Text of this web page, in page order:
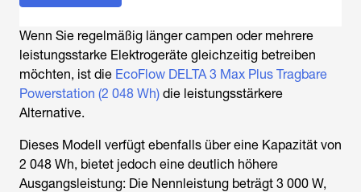
Wenn Sie regelmäßig länger campen oder mehrere
leistungsstarke Elektrogeräte gleichzeitig betreiben
möchten, ist die EcoFlow DELTA 3 Max Plus Tragbare
Powerstation (2 048 Wh) die leistungsstärkere
Alternative.
Dieses Modell verfügt ebenfalls über eine Kapazität von
2 048 Wh, bietet jedoch eine deutlich höhere
Ausgangsleistung: Die Nennleistung beträgt 3 000 W,